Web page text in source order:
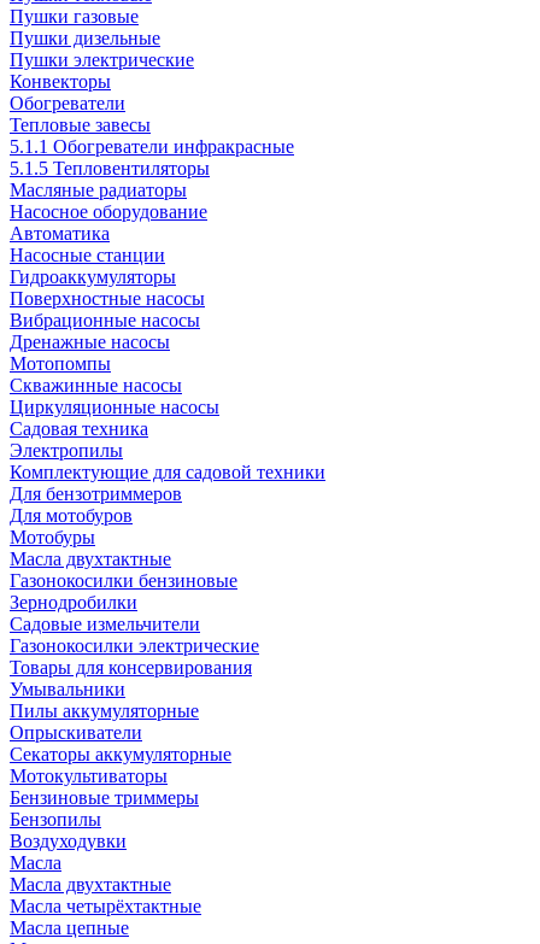
Пушки газовые
Пушки дизельные
Пушки электрические
Конвекторы
Обогреватели
Тепловые завесы
5.1.1 Обогреватели инфракрасные
5.1.5 Тепловентиляторы
Масляные радиаторы
Насосное оборудование
Автоматика
Насосные станции
Гидроаккумуляторы
Поверхностные насосы
Вибрационные насосы
Дренажные насосы
Мотопомпы
Скважинные насосы
Циркуляционные насосы
Садовая техника
Электропилы
Комплектующие для садовой техники
Для бензотриммеров
Для мотобуров
Мотобуры
Масла двухтактные
Газонокосилки бензиновые
Зернодробилки
Садовые измельчители
Газонокосилки электрические
Товары для консервирования
Умывальники
Пилы аккумуляторные
Опрыскиватели
Секаторы аккумуляторные
Мотокультиваторы
Бензиновые триммеры
Бензопилы
Воздуходувки
Масла
Масла двухтактные
Масла четырёхтактные
Масла цепные